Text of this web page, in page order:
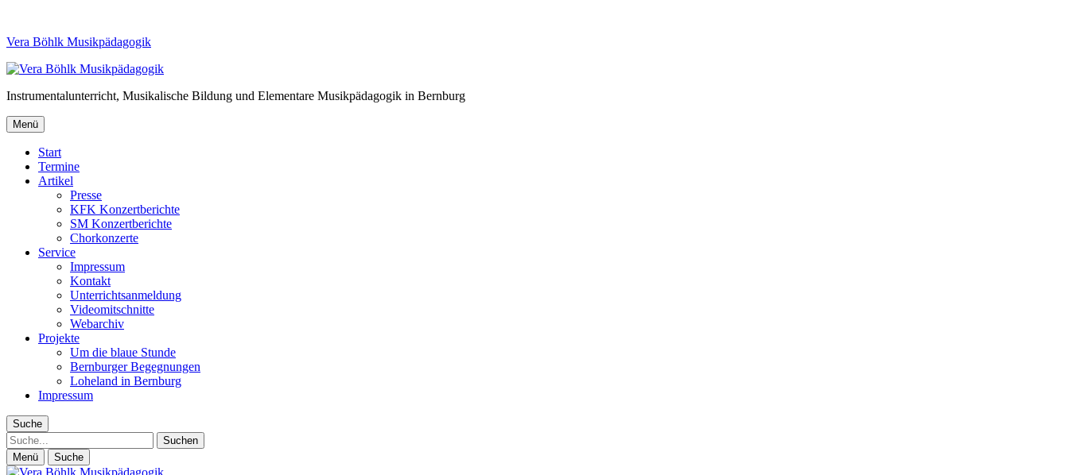
Vera Böhlk Musikpädagogik
Instrumentalunterricht, Musikalische Bildung und Elementare Musikpädagogik in Bernburg
Menü
Start
Termine
Artikel
Presse
KFK Konzertberichte
SM Konzertberichte
Chorkonzerte
Service
Impressum
Kontakt
Unterrichtsanmeldung
Videomitschnitte
Webarchiv
Projekte
Um die blaue Stunde
Bernburger Begegnungen
Loheland in Bernburg
Impressum
Suche
Suche
Menü Suche